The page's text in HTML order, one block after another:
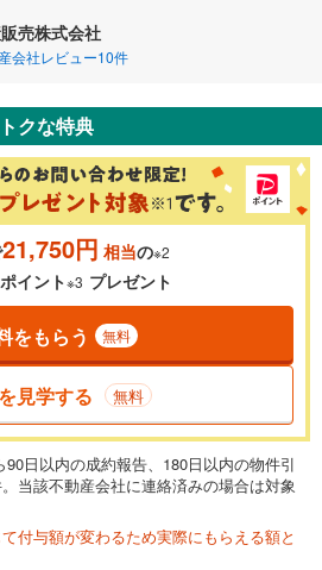
売株式会社
会社レビュー10件
クな特典
21,750円 相当の※2
イント※3 プレゼント
をもらう 無料
見学する 無料
日以内の成約報告、180日以内の物件引
当該不動産会社に連絡済みの場合は対象
付与額が変わるため実際にもらえる額と